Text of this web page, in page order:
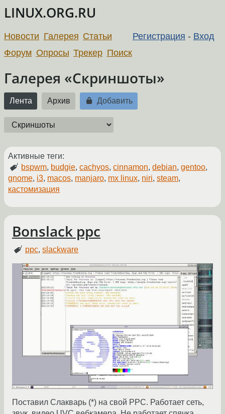
LINUX.ORG.RU
Регистрация - Вход
Новости Галерея Статьи
Форум Опросы Трекер Поиск
Галерея «Скриншоты»
Лента Архив Добавить
Активные теги:
bspwm, budgie,cachyos,cinnamon,debian,gentoo,
gnome, i3, macos, manjaro, mx linux, niri, steam,
кастомизация
Bonslack ppc
ppc,slackware
Поставил Слакварь (*) на свой PPC. Работает сеть,